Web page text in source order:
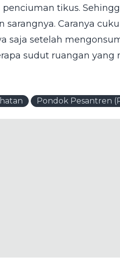
tikus.
sarangnya. Caranya
saja setelah
sudut ruangan yang
Pondok Pesantren